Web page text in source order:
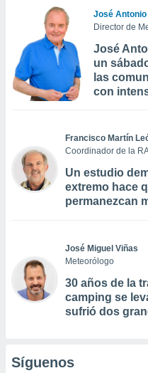
José Antonio
Director de
José
un
las
con
Francisco Martín
Coordinador de la
Un estudio
extremo hace
permanezcan
José Miguel Viñas
Meteorólogo
30 años de la
camping se
sufrió dos
Síguenos